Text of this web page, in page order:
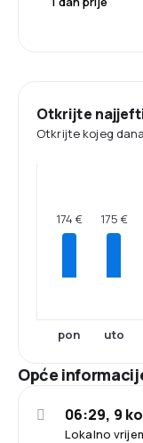
Otkrijte
Otkrijte kojeg
174 €
pon
175 €
uto
Opće
Lokalno
06:29, 9